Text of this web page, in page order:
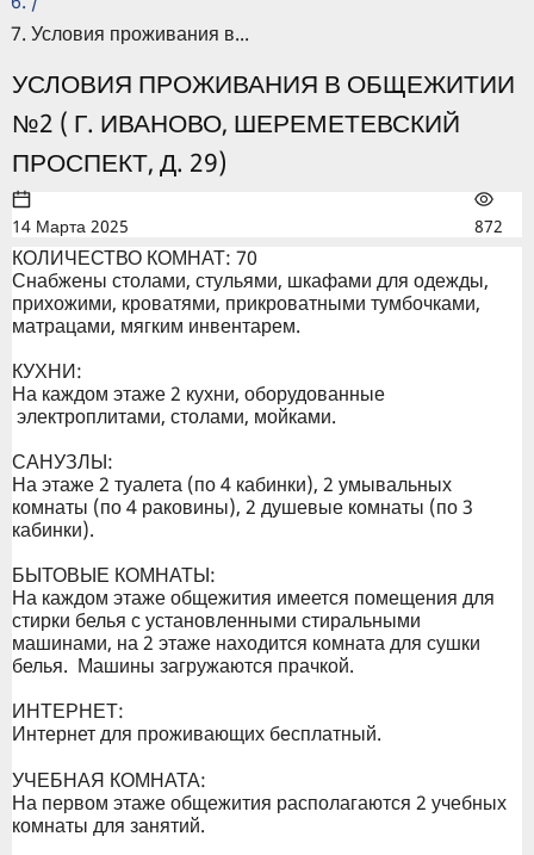
Условия проживания в...
УСЛОВИЯ ПРОЖИВАНИЯ В ОБЩЕЖИТИИ
№2 ( Г. ИВАНОВО, ШЕРЕМЕТЕВСКИЙ
ПРОСПЕКТ, Д. 29)
14 Марта 2025 872
КОЛИЧЕСТВО КОМНАТ: 70
Снабжены столами, стульями, шкафами для одежды,
прихожими, кроватями, прикроватными тумбочками,
матрацами, мягким инвентарем.
КУХНИ:
На каждом этаже 2 кухни, оборудованные
электроплитами, столами, мойками.
САНУЗЛЫ:
На этаже 2 туалета (по 4 кабинки), 2 умывальных
комнаты (по 4 раковины), 2 душевые комнаты (по 3
кабинки).
БЫТОВЫЕ КОМНАТЫ:
На каждом этаже общежития имеется помещения для
стирки белья с установленными стиральными
машинами, на 2 этаже находится комната для сушки
белья. Машины загружаются прачкой.
ИНТЕРНЕТ:
Интернет для проживающих бесплатный.
УЧЕБНАЯ КОМНАТА:
На первом этаже общежития располагаются 2 учебных
комнаты для занятий.